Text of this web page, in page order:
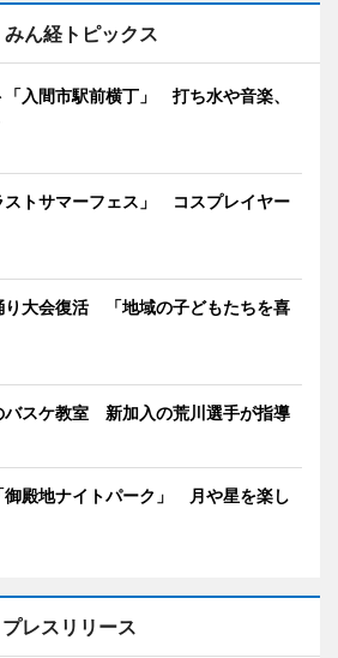
みん経トピックス
「入間市駅前横丁」 打ち水や音楽、
ストサマーフェス」 コスプレイヤー
り大会復活 「地域の子どもたちを喜
バスケ教室 新加入の荒川選手が指導
御殿地ナイトパーク」 月や星を楽し
プレスリリース